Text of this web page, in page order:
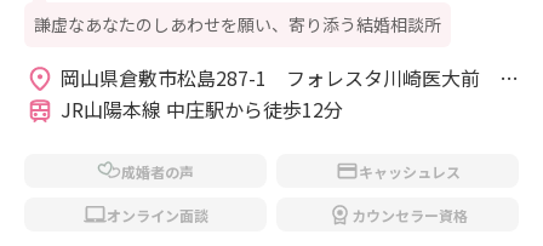
謙虚なあなたのしあわせを願い、寄り添う結婚相談所
岡山県倉敷市松島287-1　フォレスタ川崎医大前
1F
JR山陽本線 中庄駅から徒歩12分
成婚者の声 キャッシュレス
オンライン面談 カウンセラー資格